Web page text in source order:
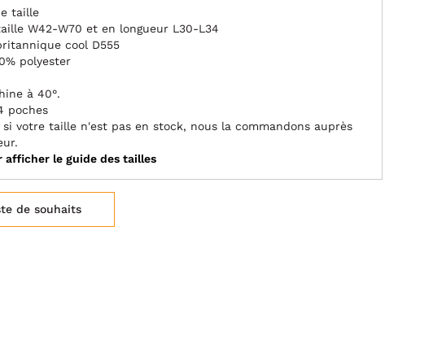
taille
W42-W70 et en longueur L30-L34
cool D555
polyester
à 40°.
poches
votre taille n'est pas en stock, nous la commandons auprès
afficher le guide des tailles
de souhaits